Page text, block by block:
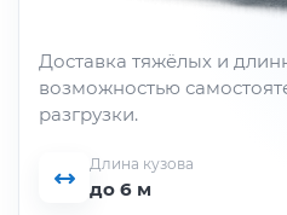
Доставка тяжёлых и
возможностью
разгрузки.
Длина кузова
до 6 м